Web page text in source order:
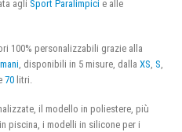
agli Sport Paralimpici e alle
100% personalizzabili grazie alla
, disponibili in 5 misure, dalla XS S
70 litri.
il modello in poliestere, più
piscina, i modelli in silicone per i